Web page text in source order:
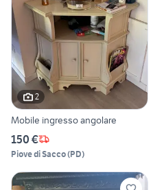
2
Mobile ingresso angolare
150 €
Piove di Sacco(PD)